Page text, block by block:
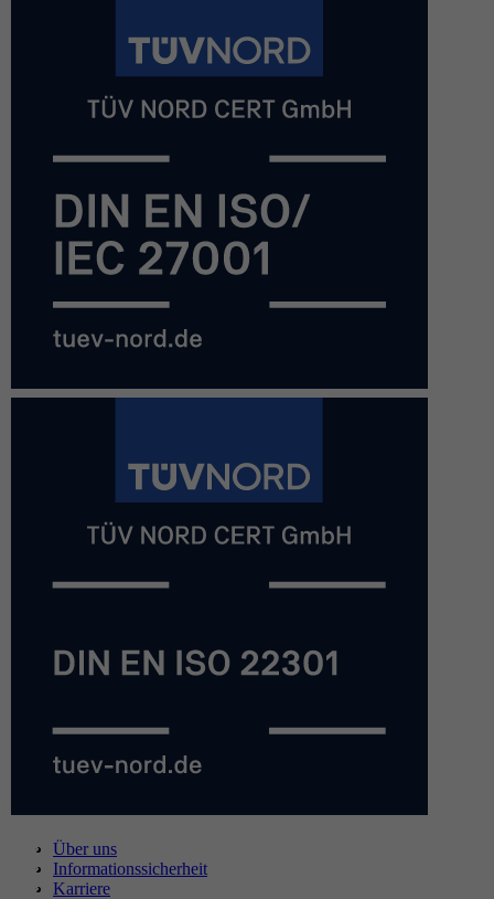
Über uns
Informationssicherheit
Karriere